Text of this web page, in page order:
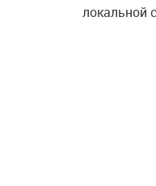
локальной